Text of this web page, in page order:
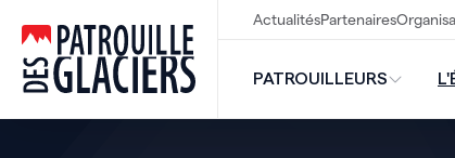
ActualitésPartenaires
PATROUILLEURS
PDG